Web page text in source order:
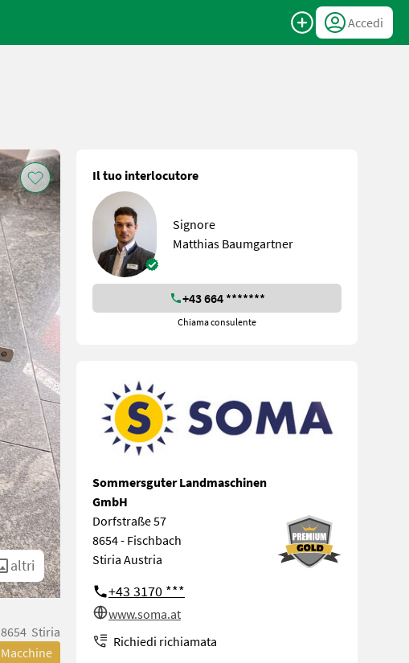
Accedi
altri
8654 Stiria
Macchine
Il tuo interlocutore
Signore
Matthias Baumgartner
+43 664 *******
Chiama consulente
Sommersguter Landmaschinen
GmbH
Dorfstraße 57
8654 - Fischbach
Stiria Austria
+43 3170 ***
www.soma.at
Richiedi richiamata